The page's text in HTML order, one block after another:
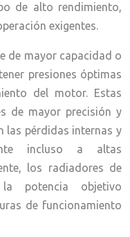
de alto rendimiento,
exigentes.
de mayor capacidad o
presiones óptimas
del motor. Estas
de mayor precisión y
las pérdidas internas y
incluso a altas
los radiadores de
la potencia objetivo
de funcionamiento